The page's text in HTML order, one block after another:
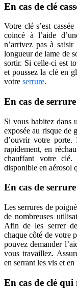
En cas de clé
Votre clé s’est
coincé à l’aide
n’arrivez pas à
longueur de lame de
sortir. Si celle-ci est
et poussez la clé en
votre serrure.
En cas de serrure
Si vous habitez dans
exposée au risque de
d’ouvrir votre porte.
rapidement, en
chauffant votre
disponible en aérosol
En cas de serrure
Les serrures de
de nombreuses
Afin de les serrer
chaque côté de votre
pouvez demander
vous travaillez.
en serrant les vis et
En cas de clé